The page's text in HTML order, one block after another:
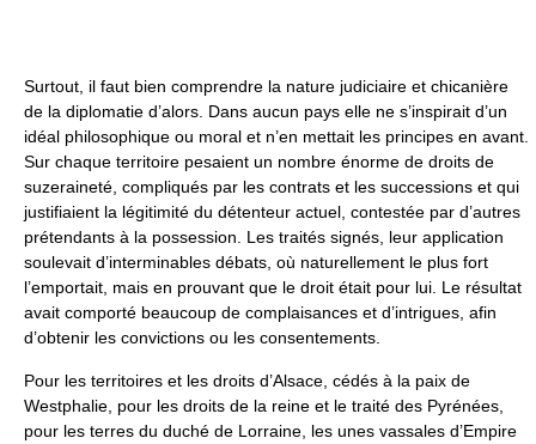
Surtout, il faut bien comprendre la nature judiciaire et chicanière
de la diplomatie d’alors. Dans aucun pays elle ne s’inspirait d’un
idéal philosophique ou moral et n’en mettait les principes en avant.
Sur chaque territoire pesaient un nombre énorme de droits de
suzeraineté, compliqués par les contrats et les successions et qui
justifiaient la légitimité du détenteur actuel, contestée par d’autres
prétendants à la possession. Les traités signés, leur application
soulevait d’interminables débats, où naturellement le plus fort
l’emportait, mais en prouvant que le droit était pour lui. Le résultat
avait comporté beaucoup de complaisances et d’intrigues, afin
d’obtenir les convictions ou les consentements.
Pour les territoires et les droits d’Alsace, cédés à la paix de
Westphalie, pour les droits de la reine et le traité des Pyrénées,
pour les terres du duché de Lorraine, les unes vassales d’Empire